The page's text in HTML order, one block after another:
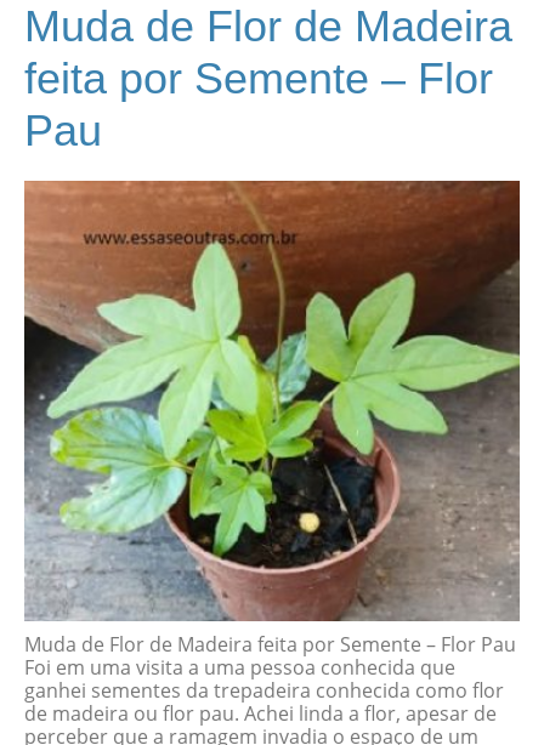
Muda de Flor de Madeira
feita por Semente – Flor
Pau
Muda de Flor de Madeira feita por Semente – Flor Pau
Foi em uma visita a uma pessoa conhecida que
ganhei sementes da trepadeira conhecida como flor
de madeira ou flor pau. Achei linda a flor, apesar de
perceber que a ramagem invadia o espaço de um